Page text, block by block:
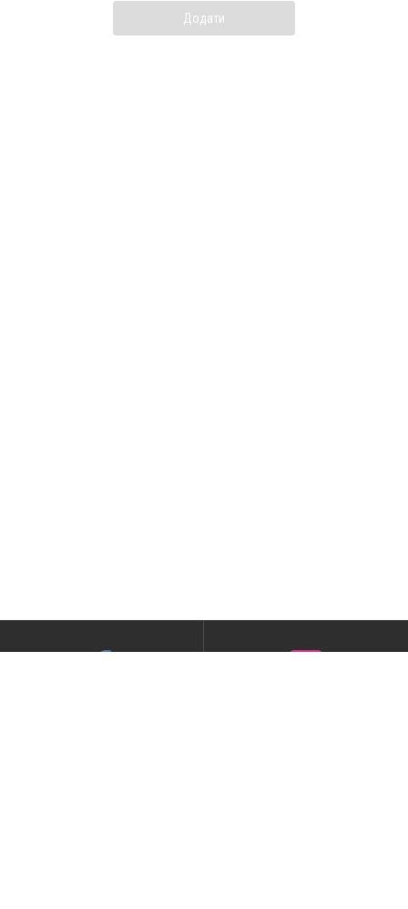
Додати